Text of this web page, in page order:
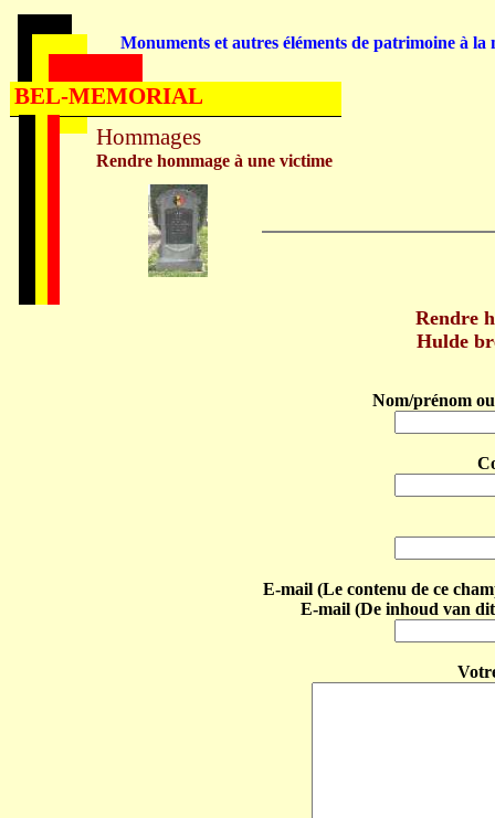
Rendre
Hulde
Nom/prénom
E-mail (Le contenu de ce
E-mail (De inhoud van
Hommages
Rendre hommage à une victime
Monuments et autres éléments de patrimoine à la
BEL-MEMORIAL